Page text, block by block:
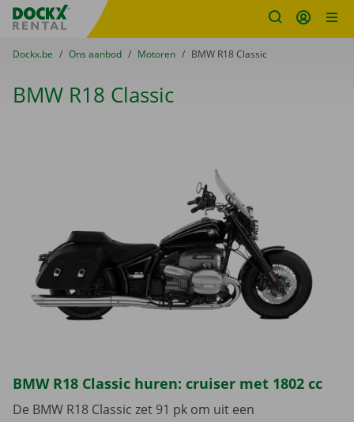
Fratello DEMO
U bevindt zich hier:
van
Dockx.be naar
Ons aanbod naar
Motoren naar
BMW R18 Classic
BMW R18 Classic
BMW R18 Classic huren: cruiser met 1802 cc
De BMW R18 Classic zet 91 pk om uit een